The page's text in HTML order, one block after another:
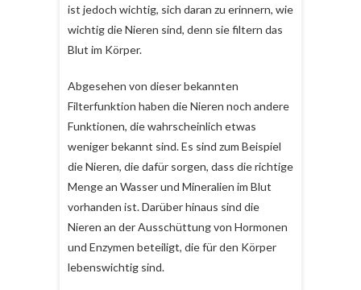
ist jedoch wichtig, sich daran zu erinnern, wie
wichtig die Nieren sind, denn sie filtern das
Blut im Körper.
Abgesehen von dieser bekannten
Filterfunktion haben die Nieren noch andere
Funktionen, die wahrscheinlich etwas
weniger bekannt sind. Es sind zum Beispiel
die Nieren, die dafür sorgen, dass die richtige
Menge an Wasser und Mineralien im Blut
vorhanden ist. Darüber hinaus sind die
Nieren an der Ausschüttung von Hormonen
und Enzymen beteiligt, die für den Körper
lebenswichtig sind.